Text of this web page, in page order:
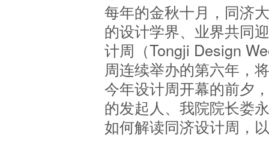
每年的金秋十月，同济
的设计学界、业界共
计周（Tongji Design
周连续举办的第六年，
今年设计周开幕的前夕
的发起人、我院院长娄
如何解读同济设计周，